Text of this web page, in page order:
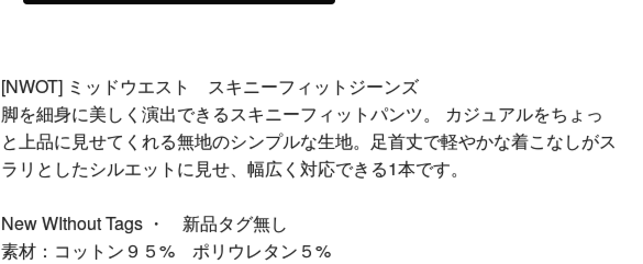
[NWOT] ミッドウエスト スキニーフィットジーンズ
脚を細身に美しく演出できるスキニーフィットパンツ。 カジュアルをちょっ
と上品に見せてくれる無地のシンプルな生地。足首丈で軽やかな着こなしがス
ラリとしたシルエットに見せ、幅広く対応できる1本です。
New WIthout Tags ・ 新品タグ無し
素材：コットン９５% ポリウレタン５%